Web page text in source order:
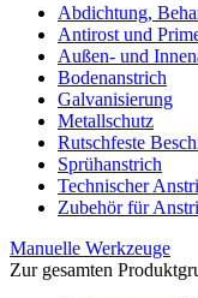
Abdichtung,
Antirost und
Außen- und
Bodenanstrich
Galvanisierung
Metallschutz
Rutschfeste
Sprühanstrich
Technischer
Zubehör für
Manuelle Werkzeuge
Zur gesamten